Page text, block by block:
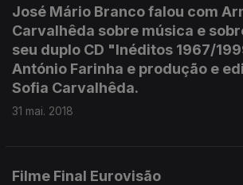
José Mário Branco falou com
Carvalhêda sobre música e
seu duplo CD "Inéditos 1967/
António Farinha e produção e
Sofia Carvalhêda.
31 mai. 2018
Filme Final Eurovisão